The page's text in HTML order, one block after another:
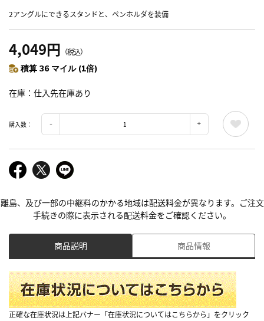
2アングルにできるスタンドと、ペンホルダを装備
4,049円 （税込）
積算 36 マイル (1倍)
在庫 仕入先在庫あり
購入数：
離島、及び一部の中継料のかかる地域は配送料金が異なります。ご注文
手続きの際に表示される配送料金をご確認ください。
商品説明 商品情報
正確な在庫状況は上記バナー「在庫状況についてはこちらから」をクリック